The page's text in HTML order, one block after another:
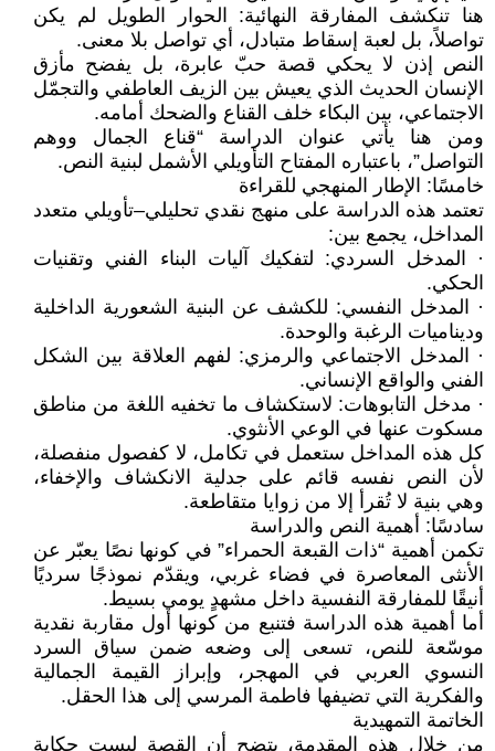
هنا تنكشف المفارقة النهائية: الحوار الطويل لم يكن
تواصلاً، بل لعبة إسقاط متبادل، أي تواصل بلا معنى.
النص إذن لا يحكي قصة حبّ عابرة، بل يفضح مأزق
الإنسان الحديث الذي يعيش بين الزيف العاطفي والتجمّل
الاجتماعي، بين البكاء خلف القناع والضحك أمامه.
ومن هنا يأتي عنوان الدراسة “قناع الجمال ووهم
التواصل”، باعتباره المفتاح التأويلي الأشمل لبنية النص.
خامسًا: الإطار المنهجي للقراءة
تعتمد هذه الدراسة على منهج نقدي تحليلي–تأويلي متعدد
المداخل، يجمع بين:
· المدخل السردي: لتفكيك آليات البناء الفني وتقنيات
الحكي.
· المدخل النفسي: للكشف عن البنية الشعورية الداخلية
وديناميات الرغبة والوحدة.
· المدخل الاجتماعي والرمزي: لفهم العلاقة بين الشكل
الفني والواقع الإنساني.
· مدخل التابوهات: لاستكشاف ما تخفيه اللغة من مناطق
مسكوت عنها في الوعي الأنثوي.
كل هذه المداخل ستعمل في تكامل، لا كفصول منفصلة،
لأن النص نفسه قائم على جدلية الانكشاف والإخفاء،
وهي بنية لا تُقرأ إلا من زوايا متقاطعة.
سادسًا: أهمية النص والدراسة
تكمن أهمية “ذات القبعة الحمراء” في كونها نصًا يعبّر عن
الأنثى المعاصرة في فضاء غربي، ويقدّم نموذجًا سرديًا
أنيقًا للمفارقة النفسية داخل مشهدٍ يومي بسيط.
أما أهمية هذه الدراسة فتنبع من كونها أول مقاربة نقدية
موسّعة للنص، تسعى إلى وضعه ضمن سياق السرد
النسوي العربي في المهجر، وإبراز القيمة الجمالية
والفكرية التي تضيفها فاطمة المرسي إلى هذا الحقل.
الخاتمة التمهيدية
من خلال هذه المقدمة، يتضح أن القصة ليست حكاية